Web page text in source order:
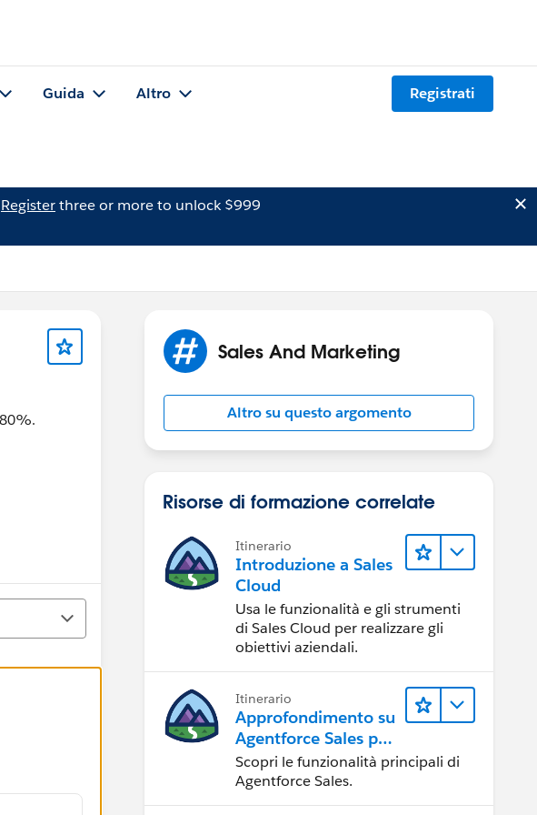
Guida Altro Registrati
Registerthree or more to unlock $999
Sales And Marketing
Altro su questo argomento
Risorse di formazione correlate
Itinerario
Introduzione a Sales
Cloud
Usa le funzionalità e gli strumenti
di Sales Cloud per realizzare gli
obiettivi aziendali.
Itinerario
Approfondimento su
Agentforce Sales per
gli amministratori
Scopri le funzionalità principali di
Agentforce Sales.